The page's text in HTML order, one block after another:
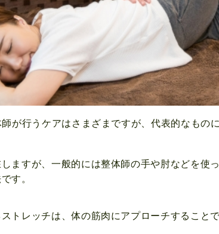
が行うケアはさまざまですが、代表的なもの
ますが、一般的には整体師の手や肘などを使
す。
トレッチは、体の筋肉にアプローチすること